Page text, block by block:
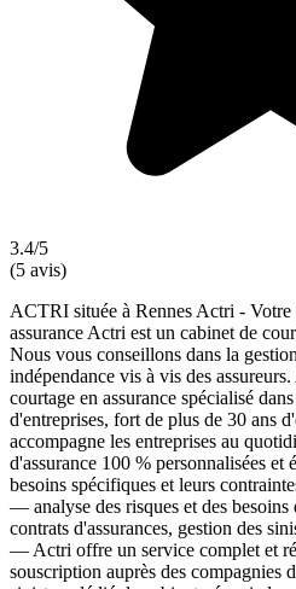
3.4/5
(5 avis)
ACTRI située à Rennes Actri - Votre
assurance Actri est un cabinet de
Nous vous conseillons dans la
indépendance vis à vis des
courtage en assurance spécialisé
d'entreprises, fort de plus de 30 ans
accompagne les entreprises au
d'assurance 100 % personnalisées et
besoins spécifiques et leurs
— analyse des risques et des besoins
contrats d'assurances, gestion des
— Actri offre un service complet et
souscription auprès des compagnies